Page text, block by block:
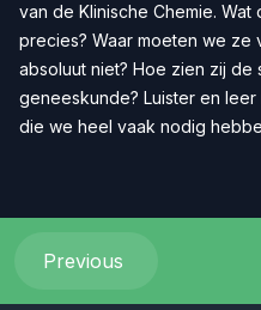
van de Klinische Chemie.
precies? Waar moeten we
absoluut niet? Hoe zien zij de
geneeskunde? Luister en
die we heel vaak nodig
Previous